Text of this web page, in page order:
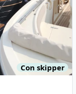
Con skipper